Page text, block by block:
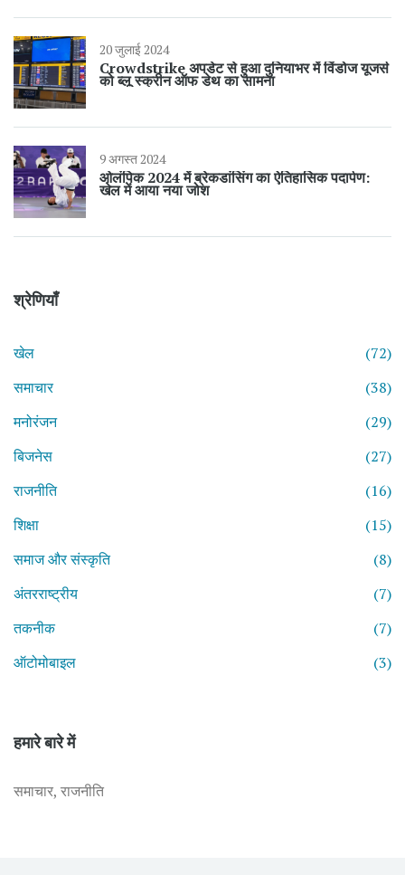
20 जुलाई 2024
Crowdstrike अपडेट से हुआ दुनियाभर में विंडोज यूजर्स
को ब्लू स्क्रीन ऑफ डेथ का सामना
9 अगस्त 2024
ओलंपिक 2024 में ब्रेकडांसिंग का ऐतिहासिक पदार्पण:
खेल में आया नया जोश
श्रेणियाँ
खेल
(72)
समाचार
(38)
मनोरंजन
(29)
बिजनेस
(27)
राजनीति
(16)
शिक्षा
(15)
समाज और संस्कृति
(8)
अंतरराष्ट्रीय
(7)
तकनीक
(7)
ऑटोमोबाइल
(3)
हमारे बारे में
समाचार, राजनीति